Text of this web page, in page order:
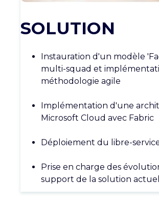
SOLUTION
Instauration d'un modèle '
multi-squad et
méthodologie agile
Implémentation d'une
Microsoft Cloud avec Fabric
Déploiement du libre-
Prise en charge des
support de la solution